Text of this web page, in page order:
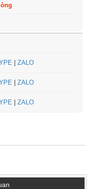
ZALO
ZALO
ZALO